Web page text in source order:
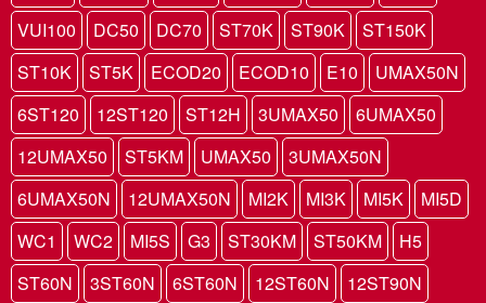
VUI100
DC50 DC70 ST70K ST90K
ST150K
ST10K
ST5K ECOD20 ECOD10 E10
UMAX50N
6ST120
12ST120 ST12H 3UMAX50
6UMAX50
12UMAX50
ST5KM UMAX50
3UMAX50N
6UMAX50N
12UMAX50N MI2K MI3K MI5K
MI5D
WC1
WC2 MI5S G3 ST30KM ST50KM
H5
ST60N
3ST60N 6ST60N 12ST60N
12ST90N